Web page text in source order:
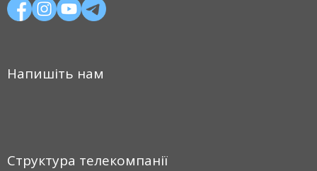
Напишіть нам
Структура телекомпанії